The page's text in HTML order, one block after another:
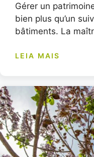
Gérer un
bien plus qu’un
bâtiments. La
LEIA MAIS